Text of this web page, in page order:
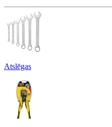
Atslēgas